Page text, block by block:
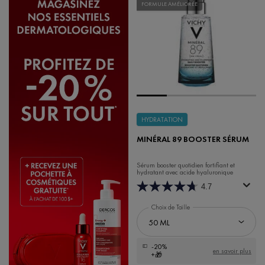
FORMULE AMÉLIORÉE
HYDRATATION
MINÉRAL 89 BOOSTER SÉRUM
Sérum booster quotidien fortifiant et
hydratant avec acide hyaluronique
4.7
Choix de Taille
-20%
+🎁
en savoir plus